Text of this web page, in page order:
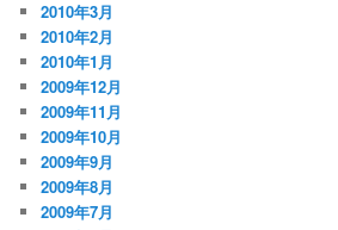
2010年3月
2010年2月
2010年1月
2009年12月
2009年11月
2009年10月
2009年9月
2009年8月
2009年7月